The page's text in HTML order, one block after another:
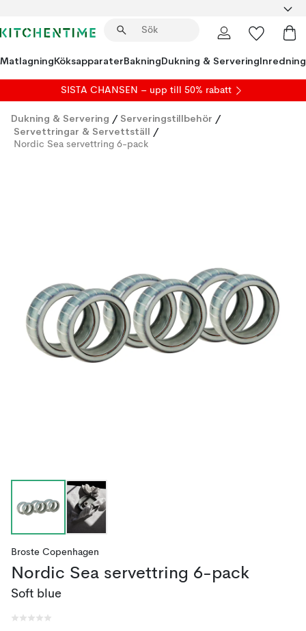
MatlagningKöksapparaterBakningDukning & ServeringInredning
SISTA CHANSEN – upp till 50% rabatt
Dukning & Servering / Serveringstillbehör /
Servettringar & Servettställ /
Nordic Sea servettring 6-pack
Broste Copenhagen
Nordic Sea servettring 6-pack
Soft blue